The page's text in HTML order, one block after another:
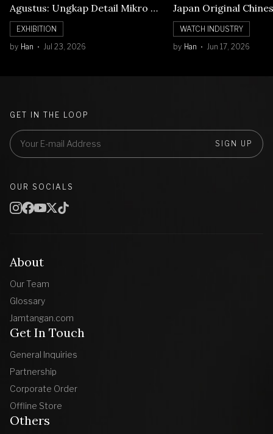
Agustus: Ungkap Detail Mikro di
Balik Seni Watchmaking
EXHIBITION
by Han Jul 23, 2026
Japan Original
Numerals Watch
WATCH INDUSTRY
by Han Jun 17, 2026
About
Our Team
Glossary
Jamtangan.com
Get In Touch
General Inquiries
Partnership
Corporate Order
Offline Store
Others
GET IN THE LOOP
SIGN UP
OUR SOCIALS